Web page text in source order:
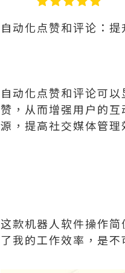
自动化点赞和评论：
自动化点赞和评论可
赞，从而增强用户的
源，提高社交媒体管理
这款机器人软件操作
了我的工作效率，是